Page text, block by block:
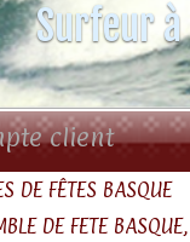
Surfeur
client
DE FÊTES BASQUE
DE FETE